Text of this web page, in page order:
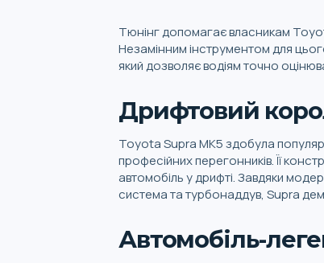
Тюнінг допомагає власникам
Незамінним інструментом для
який дозволяє водіям точно
Дрифтовий
Toyota Supra MK5 здобула
професійних перегонників. Її
автомобіль у дрифті. Завдяки
система та турбонаддув, Supra
Автомобіль-